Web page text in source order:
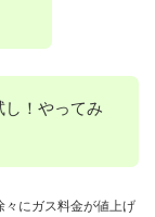
！やってみ
にガス料金が値上げ